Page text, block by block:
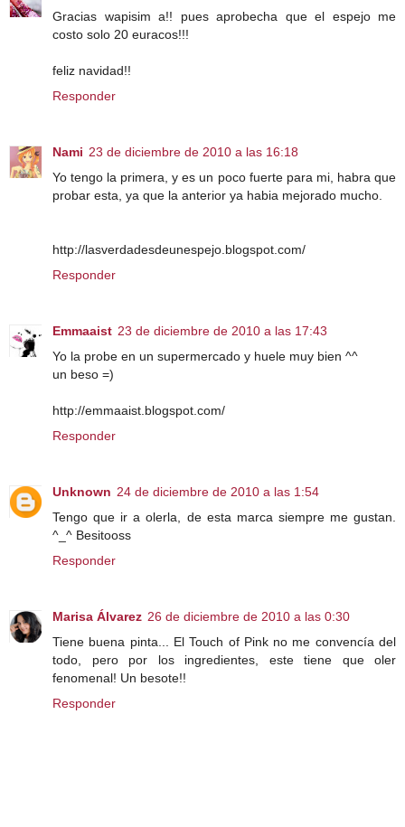
Gracias wapisim a!! pues aprobecha que el espejo me
costo solo 20 euracos!!!
feliz navidad!!
Responder
Nami 23 de diciembre de 2010 a las 16:18
Yo tengo la primera, y es un poco fuerte para mi, habra que
probar esta, ya que la anterior ya habia mejorado mucho.
http://lasverdadesdeunespejo.blogspot.com/
Responder
Emmaaist 23 de diciembre de 2010 a las 17:43
Yo la probe en un supermercado y huele muy bien ^^
un beso =)
http://emmaaist.blogspot.com/
Responder
Unknown 24 de diciembre de 2010 a las 1:54
Tengo que ir a olerla, de esta marca siempre me gustan.
^_^ Besitooss
Responder
Marisa Álvarez 26 de diciembre de 2010 a las 0:30
Tiene buena pinta... El Touch of Pink no me convencía del
todo, pero por los ingredientes, este tiene que oler
fenomenal! Un besote!!
Responder